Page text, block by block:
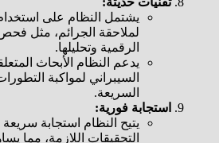
يشتمل النظام على
لملاحقة الجرائم، مثل فحص
الرقمية وتحليلها.
يدعم النظام الأبحاث
السيبراني لمواكبة
السريعة.
استجابة فورية:
يتيح النظام استجابة سريعة
التحقيقات اللازمة، مما